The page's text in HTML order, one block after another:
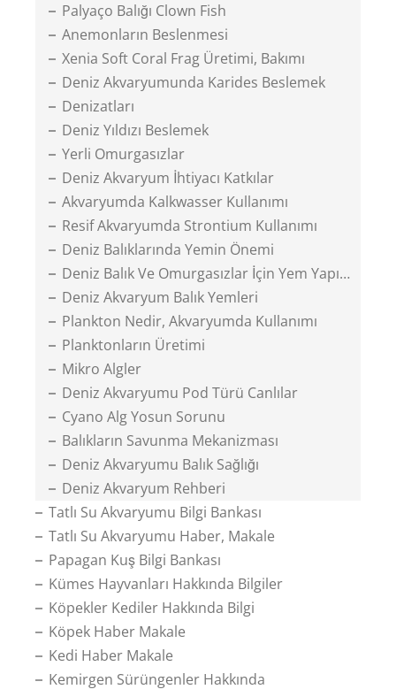
Palyaço Balığı Clown Fish
Anemonların Beslenmesi
Xenia Soft Coral Frag Üretimi, Bakımı
Deniz Akvaryumunda Karides Beslemek
Denizatları
Deniz Yıldızı Beslemek
Yerli Omurgasızlar
Deniz Akvaryum İhtiyacı Katkılar
Akvaryumda Kalkwasser Kullanımı
Resif Akvaryumda Strontium Kullanımı
Deniz Balıklarında Yemin Önemi
Deniz Balık Ve Omurgasızlar İçin Yem Yapımı
Deniz Akvaryum Balık Yemleri
Plankton Nedir, Akvaryumda Kullanımı
Planktonların Üretimi
Mikro Algler
Deniz Akvaryumu Pod Türü Canlılar
Cyano Alg Yosun Sorunu
Balıkların Savunma Mekanizması
Deniz Akvaryumu Balık Sağlığı
Deniz Akvaryum Rehberi
Tatlı Su Akvaryumu Bilgi Bankası
Tatlı Su Akvaryumu Haber, Makale
Papagan Kuş Bilgi Bankası
Kümes Hayvanları Hakkında Bilgiler
Köpekler Kediler Hakkında Bilgi
Köpek Haber Makale
Kedi Haber Makale
Kemirgen Sürüngenler Hakkında